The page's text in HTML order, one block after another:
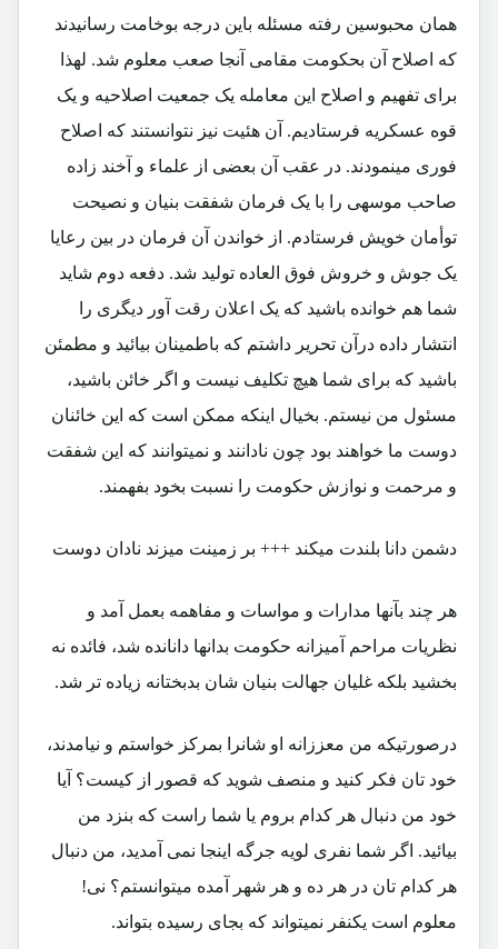
همان محبوسین رفته مسئله باین درجه بوخامت رسانیدند
که اصلاح آن بحکومت مقامی آنجا صعب معلوم شد. لهذا
برای تفهیم و اصلاح این معامله یک جمعیت اصلاحیه و یک
قوه عسکریه فرستادیم. آن هئیت نیز نتوانستند که اصلاح
فوری مینمودند. در عقب آن بعضی از علماء و آخند زاده
صاحب موسهی را با یک فرمان شفقت بنیان و نصیحت
توأمان خویش فرستادم. از خواندن آن فرمان در بین رعایا
یک جوش و خروش فوق العاده تولید شد. دفعه دوم شاید
شما هم خوانده باشید که یک اعلان رقت آور دیگری را
انتشار داده درآن تحریر داشتم که باطمینان بیائید و مطمئن
باشید که برای شما هیچ تکلیف نیست و اگر خائن باشید،
مسئول من نیستم. بخیال اینکه ممکن است که این خائنان
دوست ما خواهند بود چون نادانند و نمیتوانند که این شفقت
و مرحمت و نوازش حکومت را نسبت بخود بفهمند.
دشمن دانا بلندت میکند +++ بر زمینت میزند نادان دوست
هر چند بآنها مدارات و مواسات و مفاهمه بعمل آمد و
نظریات مراحم آمیزانه حکومت بدانها دانانده شد، فائده نه
بخشید بلکه غلیان جهالت بنیان شان بدبختانه زیاده تر شد.
درصورتیکه من معززانه او شانرا بمرکز خواستم و نیامدند،
خود تان فکر کنید و منصف شوید که قصور از کیست؟ آیا
خود من دنبال هر کدام بروم یا شما راست که بنزد من
بیائید. اگر شما نفری لویه جرگه اینجا نمی آمدید، من دنبال
هر کدام تان در هر ده و هر شهر آمده میتوانستم؟ نی!
معلوم است یکنفر نمیتواند که بجای رسیده بتواند.